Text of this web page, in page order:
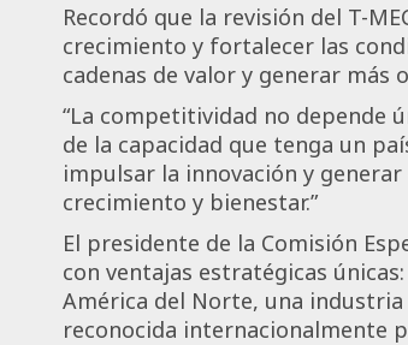
Recordó que la revisión del T-
crecimiento y fortalecer las
cadenas de valor y generar
“La competitividad no depende
de la capacidad que tenga un
impulsar la innovación y
crecimiento y bienestar.”
El presidente de la Comisión
con ventajas estratégicas
América del Norte, una
reconocida internacionalmente